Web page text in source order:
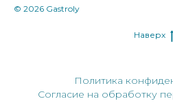
© 2026 Gastroly
Наверх
Политика
Согласие на обработку